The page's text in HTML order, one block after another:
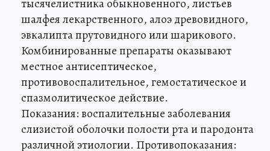
тысячелистника обыкновенного, листьев
шалфея лекарственного, алоэ древовидного,
эвкалипта прутовидного или шарикового.
Комбинированные препараты оказывают
местное антисептическое,
противовоспалительное, гемостатическое и
спазмолитическое действие.
Показания: воспалительные заболевания
слизистой оболочки полости рта и пародонта
различной этиологии. Противопоказания: